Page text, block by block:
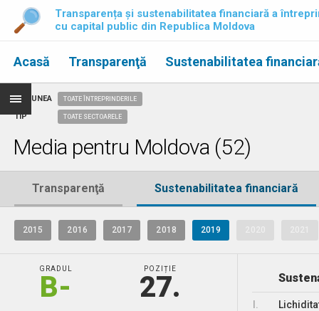
Transparența și sustenabilitatea financiară a
cu capital public din Republica Moldova
Acasă Transparenţă Sustenabilitatea
REGIUNEA
TIP
TOATE ÎNTREPRINDERILE
TOATE SECTOARELE
Media pentru Moldova (52)
Transparenţă Sustenabilitatea financiară
2015 2016 2017 2018 2019
GRADUL
B-
POZIȚIE
27.